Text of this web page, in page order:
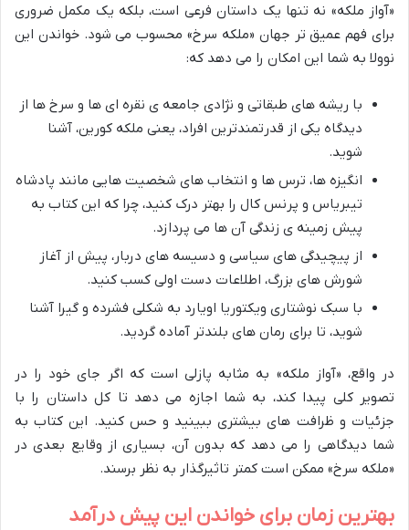
«آواز ملکه» نه تنها یک داستان فرعی است، بلکه یک مکمل ضروری
برای فهم عمیق تر جهان «ملکه سرخ» محسوب می شود. خواندن این
نوولا به شما این امکان را می دهد که:
با ریشه های طبقاتی و نژادی جامعه ی نقره ای ها و سرخ ها از
دیدگاه یکی از قدرتمندترین افراد، یعنی ملکه کورین، آشنا
شوید.
انگیزه ها، ترس ها و انتخاب های شخصیت هایی مانند پادشاه
تیبریاس و پرنس کال را بهتر درک کنید، چرا که این کتاب به
پیش زمینه ی زندگی آن ها می پردازد.
از پیچیدگی های سیاسی و دسیسه های دربار، پیش از آغاز
شورش های بزرگ، اطلاعات دست اولی کسب کنید.
با سبک نوشتاری ویکتوریا اویارد به شکلی فشرده و گیرا آشنا
شوید، تا برای رمان های بلندتر آماده گردید.
در واقع، «آواز ملکه» به مثابه پازلی است که اگر جای خود را در
تصویر کلی پیدا کند، به شما اجازه می دهد تا کل داستان را با
جزئیات و ظرافت های بیشتری ببینید و حس کنید. این کتاب به
شما دیدگاهی را می دهد که بدون آن، بسیاری از وقایع بعدی در
«ملکه سرخ» ممکن است کمتر تاثیرگذار به نظر برسند.
بهترین زمان برای خواندن این پیش درآمد